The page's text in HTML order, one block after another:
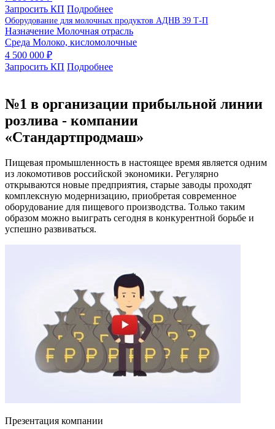
Запросить КП Подробнее
Оборудование для молочных продуктов АДНВ 39 Т-П
Назначение Молочная отрасль
Среда Молоко, кисломолочные
4 500 000 ₽
Запросить КП Подробнее
№1 в организации прибыльной линии
розлива - компании
«Стандартпродмаш»
Пищевая промышленность в настоящее время является одним
из локомотивов российской экономики. Регулярно
открываются новые предприятия, старые заводы проходят
комплексную модернизацию, приобретая современное
оборудование для пищевого производства. Только таким
образом можно выиграть сегодня в конкурентной борьбе и
успешно развиваться.
Презентация компании